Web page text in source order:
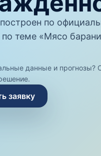
по
теме «Мясо
данные и прогнозы?
заявку